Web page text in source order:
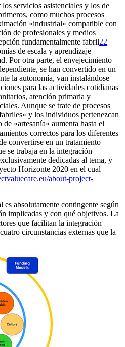
servicios asistenciales y los de
como muchos procesos
«industrial» compatible con
de profesionales y medios
fundamentalmente fabril22
de escala y aprendizaje
Por otra parte, el envejecimiento
se han convertido en un
la autonomía, van instalándose
para las actividades cotidianas
atención primaria y
Aunque se trate de procesos
y los individuos pertenezcan
«artesanía» aumenta hasta el
correctos para los diferentes
convertirse en un tratamiento
se trabaja en la integración
dedicadas al tema, y
Horizonte 2020 en el cual
about-project-
absolutamente contingente según
implicadas y con qué objetivos. La
que facilitan la integración
circunstancias externas que la